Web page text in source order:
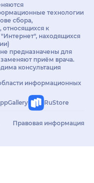
технологии
сбора,
относящихся к
находящихся
предназначены для
приём врача.
консультация
информационных
RuStore
Правовая информация